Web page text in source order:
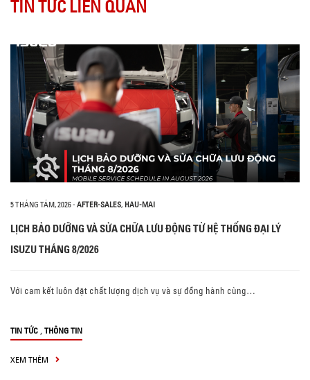
TIN TỨC LIÊN QUAN
5 THÁNG TÁM, 2026- AFTER-SALES, HAU-MAI
LỊCH BẢO DƯỠNG VÀ SỬA CHỮA LƯU ĐỘNG TỪ HỆ THỐNG ĐẠI LÝ
ISUZU THÁNG 8/2026
Với cam kết luôn đặt chất lượng dịch vụ và sự đồng hành cùng…
TIN TỨC , THÔNG TIN
XEM THÊM